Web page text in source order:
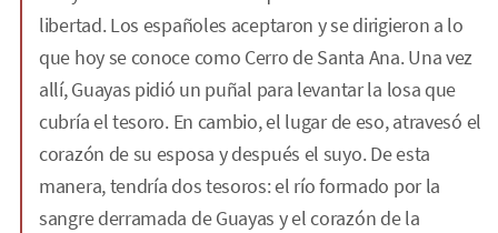
libertad. Los españoles aceptaron y se dirigieron a lo
que hoy se conoce como Cerro de Santa Ana. Una vez
allí, Guayas pidió un puñal para levantar la losa que
cubría el tesoro. En cambio, el lugar de eso, atravesó el
corazón de su esposa y después el suyo. De esta
manera, tendría dos tesoros: el río formado por la
sangre derramada de Guayas y el corazón de la